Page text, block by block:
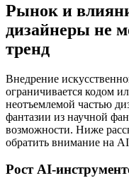
Рынок и
дизайнеры не
тренд
Внедрение
ограничивается кодом
неотъемлемой частью
фантазии из научной
возможности. Ниже
обратить внимание на
Рост